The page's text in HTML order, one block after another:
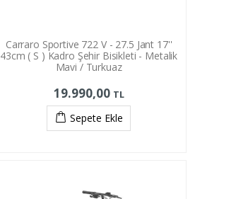
Carraro Sportive 722 V - 27.5 Jant 17''
43cm ( S ) Kadro Şehir Bisikleti - Metalik
Mavi / Turkuaz
19.990,00 TL
Sepete Ekle